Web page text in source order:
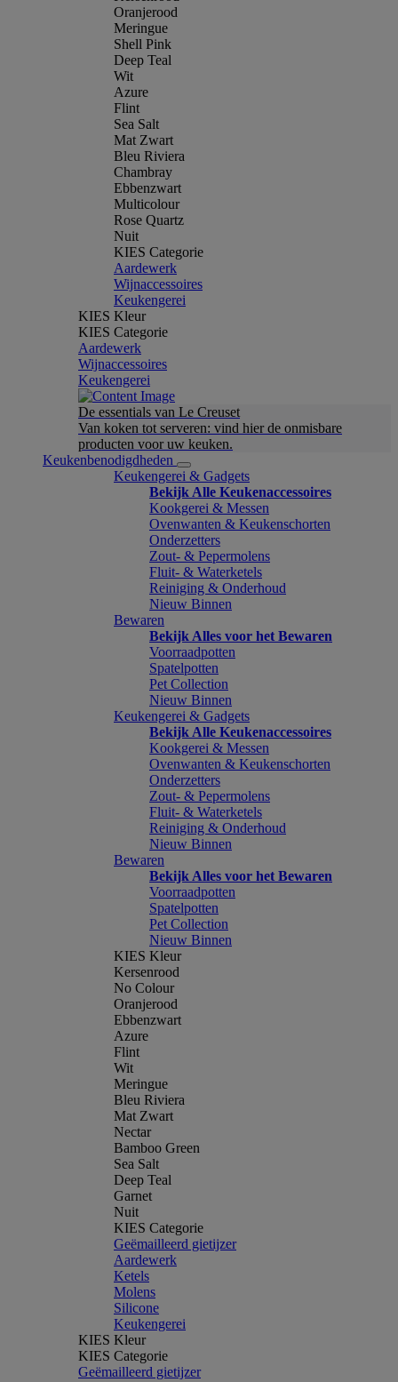
Oranjerood
Meringue
Shell Pink
Deep Teal
Wit
Azure
Flint
Sea Salt
Mat Zwart
Bleu Riviera
Chambray
Ebbenzwart
Multicolour
Rose Quartz
Nuit
KIES Categorie
Aardewerk
Wijnaccessoires
Keukengerei
KIES Kleur
KIES Categorie
Aardewerk
Wijnaccessoires
Keukengerei
De essentials van Le Creuset
Van koken tot serveren: vind hier de onmisbare
producten voor uw keuken.
Keukenbenodigdheden
Keukengerei & Gadgets
Bekijk Alle Keukenaccessoires
Kookgerei & Messen
Ovenwanten & Keukenschorten
Onderzetters
Zout- & Pepermolens
Fluit- & Waterketels
Reiniging & Onderhoud
Nieuw Binnen
Bewaren
Bekijk Alles voor het Bewaren
Voorraadpotten
Spatelpotten
Pet Collection
Nieuw Binnen
Keukengerei & Gadgets
Bekijk Alle Keukenaccessoires
Kookgerei & Messen
Ovenwanten & Keukenschorten
Onderzetters
Zout- & Pepermolens
Fluit- & Waterketels
Reiniging & Onderhoud
Nieuw Binnen
Bewaren
Bekijk Alles voor het Bewaren
Voorraadpotten
Spatelpotten
Pet Collection
Nieuw Binnen
KIES Kleur
Kersenrood
No Colour
Oranjerood
Ebbenzwart
Azure
Flint
Wit
Meringue
Bleu Riviera
Mat Zwart
Nectar
Bamboo Green
Sea Salt
Deep Teal
Garnet
Nuit
KIES Categorie
Geëmailleerd gietijzer
Aardewerk
Ketels
Molens
Silicone
Keukengerei
KIES Kleur
KIES Categorie
Geëmailleerd gietijzer